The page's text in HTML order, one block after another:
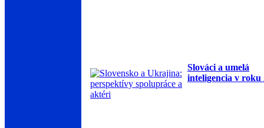
Slováci a umelá
inteligencia v roku